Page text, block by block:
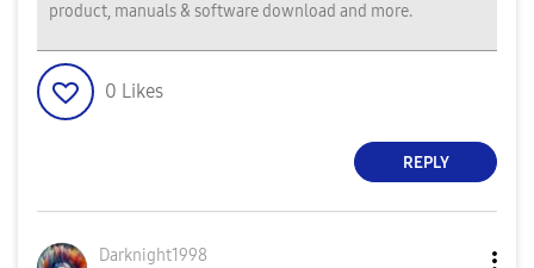
product, manuals & software download and more.
0 Likes
REPLY
Darknight1998